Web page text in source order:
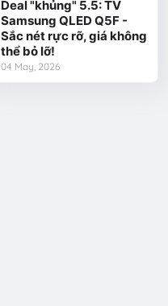
Deal "khủng" 5.5: TV
Samsung QLED Q5F -
Sắc nét rực rỡ, giá không
thể bỏ lỡ!
04 May, 2026